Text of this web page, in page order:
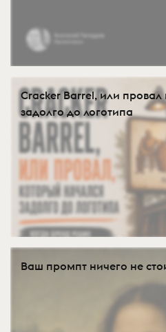
Cracker Barrel, или провал
задолго до логотипа
Ваш промпт ничего не